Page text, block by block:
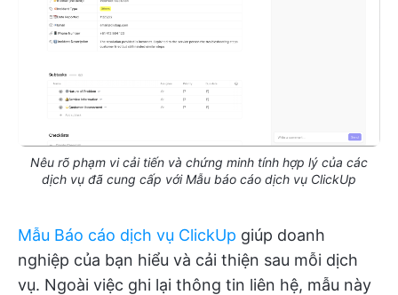
Nêu rõ phạm vi cải tiến và chứng minh tính hợp lý của các
dịch vụ đã cung cấp với Mẫu báo cáo dịch vụ ClickUp
Mẫu Báo cáo dịch vụ ClickUp giúp doanh
nghiệp của bạn hiểu và cải thiện sau mỗi dịch
vụ. Ngoài việc ghi lại thông tin liên hệ, mẫu này